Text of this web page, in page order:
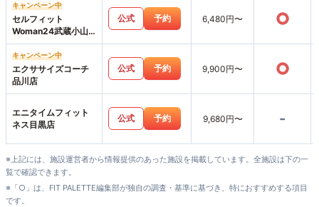
キャンペーン中
セルフィット
Woman24武蔵小山
店
公式 予約 6,480円〜 ○
キャンペーン中
エクササイズコーチ
品川店
公式 予約 9,900円〜 ○
エニタイムフィット
ネス目黒店
公式 予約 9,680円〜 -
※上記には、施設運営者から情報提供のあった施設を掲載しています。全施設は下の一
覧で確認できます。
※「○」は、FIT PALETTE編集部が独自の調査・基準に基づき、特におすすめする項目
です。